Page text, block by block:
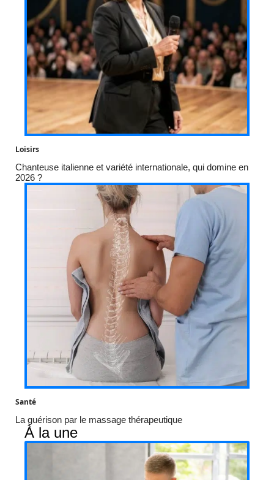
Loisirs
Chanteuse italienne et variété internationale, qui domine en
2026 ?
Santé
La guérison par le massage thérapeutique
À la une